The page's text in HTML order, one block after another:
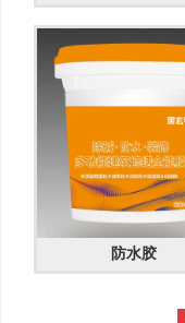
防水胶